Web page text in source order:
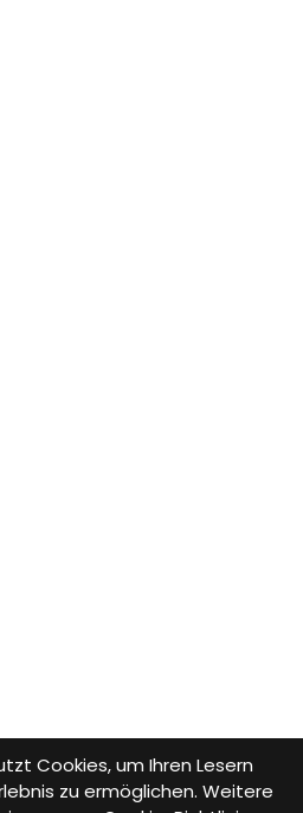
Cookies, um Ihren Lesern
zu ermöglichen. Weitere